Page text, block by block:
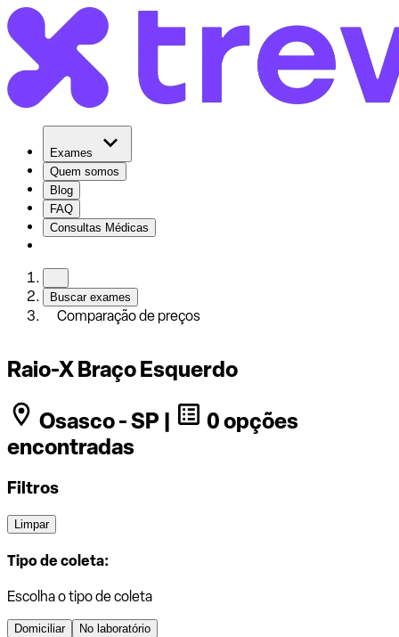
Exames
Quem somos
Blog
FAQ
Consultas Médicas
Buscar exames
Comparação de preços
Raio-X Braço Esquerdo
Osasco - SP |
0 opções
encontradas
Filtros
Limpar
Tipo de coleta:
Escolha o tipo de coleta
Domiciliar No laboratório